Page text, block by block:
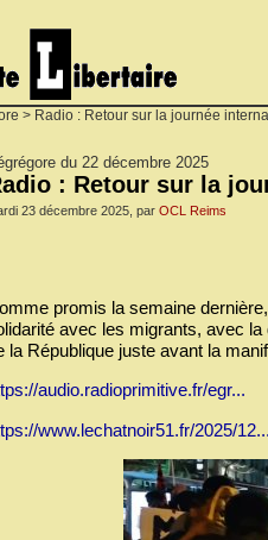
> Radio : Retour sur la journée
du 22 décembre 2025
: Retour sur la
23 décembre 2025, par OCL Reims
promis la semaine
avec les migrants, avec la
la République juste avant la
audio.radioprimitive.fr/egr...
www.lechatnoir51.fr/2025/12...